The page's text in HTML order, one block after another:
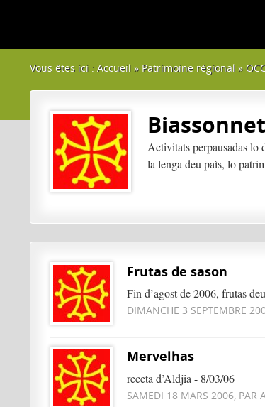
Vous êtes ici : Accueil » Patrimoine régional »
Activitats perpausadas lo
la lenga deu paìs, lo
Frutas de sason
Fin d’agost de 2006, frutas
DIMANCHE 3 SEPTEMBRE
Mervelhas
receta d’Aldjia - 8/03/06
SAMEDI 18 MARS 2006, PAR